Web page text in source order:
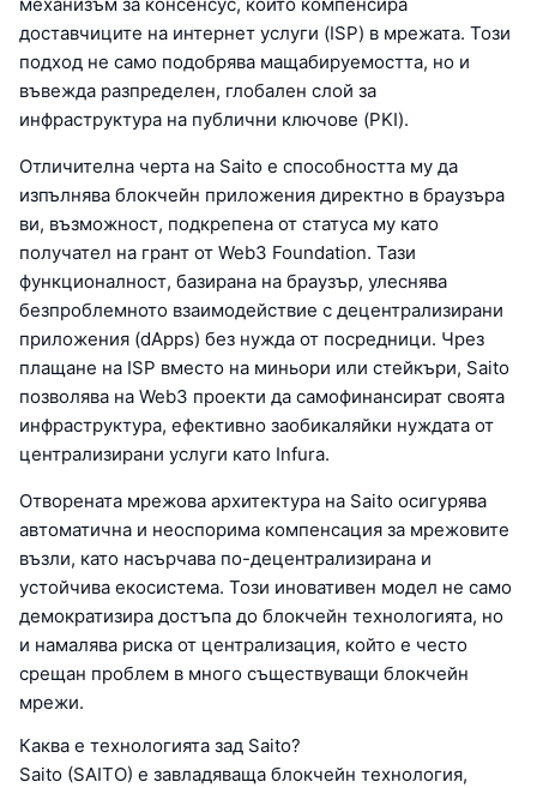
доставчиците на интернет услуги (ISP) в мрежата. Този
подход не само подобрява мащабируемостта, но и
въвежда разпределен, глобален слой за
инфраструктура на публични ключове (PKI).
Отличителна черта на Saito е способността му да
изпълнява блокчейн приложения директно в браузъра
ви, възможност, подкрепена от статуса му като
получател на грант от Web3 Foundation. Тази
функционалност, базирана на браузър, улеснява
безпроблемното взаимодействие с децентрализирани
приложения (dApps) без нужда от посредници. Чрез
плащане на ISP вместо на миньори или стейкъри, Saito
позволява на Web3 проекти да самофинансират своята
инфраструктура, ефективно заобикаляйки нуждата от
централизирани услуги като Infura.
Отворената мрежова архитектура на Saito осигурява
автоматична и неоспорима компенсация за мрежовите
възли, като насърчава по-децентрализирана и
устойчива екосистема. Този иновативен модел не само
демократизира достъпа до блокчейн технологията, но
и намалява риска от централизация, който е често
срещан проблем в много съществуващи блокчейн
мрежи.
Каква е технологията зад Saito?
Saito (SAITO) е завладяваща блокчейн технология,